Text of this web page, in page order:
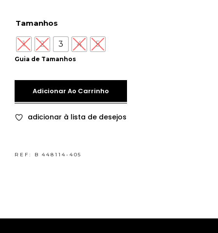
Guia de Tamanhos
Tamanhos
1 2 3 4 5
Adicionar Ao Carrinho
adicionar à lista de desejos
REF: B 448114-405